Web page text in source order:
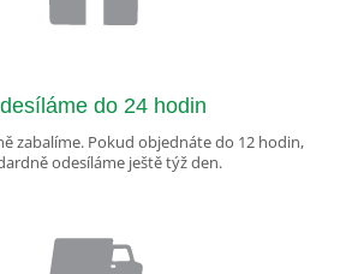
do 24 hodin
zabalíme. Pokud objednáte do 12 hodin,
odesíláme ještě týž den.